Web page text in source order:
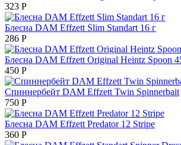
323 Р
Блесна DAM Effzett Slim Standart 16 г
286 Р
Блесна DAM Effzett Original Heintz Spoon
450 Р
Спиннербейт DAM Effzett Twin Spinnerbait
750 Р
Блесна DAM Effzett Predator 12 Stripe
360 Р